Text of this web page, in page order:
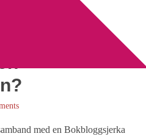
är
en
med en Bokbloggsjerka